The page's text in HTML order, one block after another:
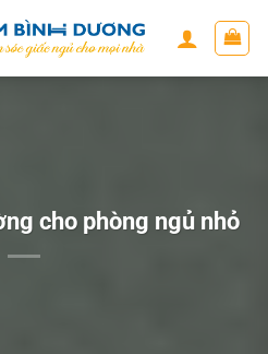
cho phòng ngủ nhỏ